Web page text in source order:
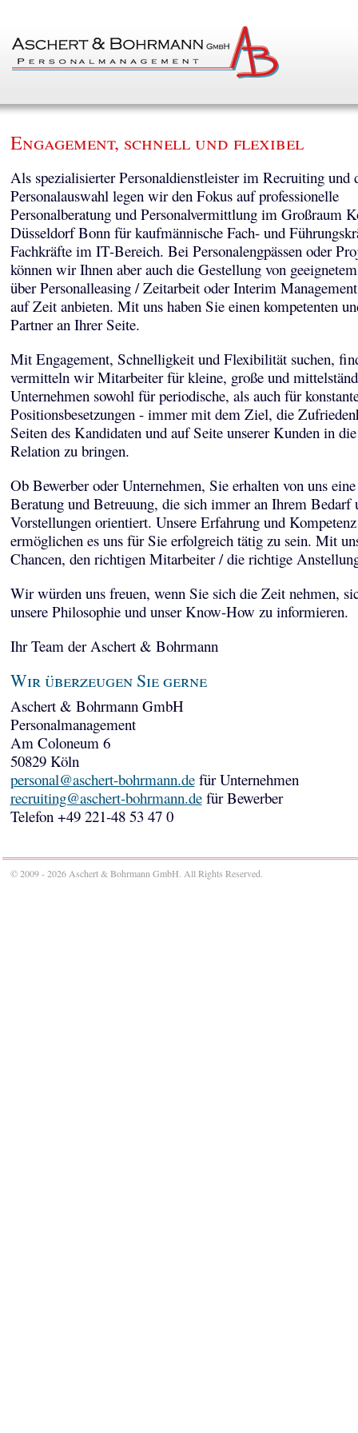
Engagement, schnell und flexibel
Als spezialisierter Personaldienstleister im Recruiting und
Personalauswahl legen wir den Fokus auf professionelle
Personalberatung und Personalvermittlung im Großraum
Düsseldorf Bonn für kaufmännische Fach- und
Fachkräfte im IT-Bereich. Bei Personalengpässen oder
können wir Ihnen aber auch die Gestellung von
über Personalleasing / Zeitarbeit oder Interim
auf Zeit anbieten. Mit uns haben Sie einen kompetenten
Partner an Ihrer Seite.
Mit Engagement, Schnelligkeit und Flexibilität suchen,
vermitteln wir Mitarbeiter für kleine, große und
Unternehmen sowohl für periodische, als auch für
Positionsbesetzungen - immer mit dem Ziel, die
Seiten des Kandidaten und auf Seite unserer Kunden in
Relation zu bringen.
Ob Bewerber oder Unternehmen, Sie erhalten von uns
Beratung und Betreuung, die sich immer an Ihrem Bedarf
Vorstellungen orientiert. Unsere Erfahrung und Kompetenz
ermöglichen es uns für Sie erfolgreich tätig zu sein. Mit
Chancen, den richtigen Mitarbeiter / die richtige
Wir würden uns freuen, wenn Sie sich die Zeit nehmen,
unsere Philosophie und unser Know-How zu informieren.
Ihr Team der Aschert & Bohrmann
Wir überzeugen Sie gerne
Aschert & Bohrmann GmbH
Personalmanagement
Am Coloneum 6
50829 Köln
personal@aschert-bohrmann.defür Unternehmen
recruiting@aschert-bohrmann.defür Bewerber
Telefon +49 221-48 53 47 0
© 2009 - 2026 Aschert & Bohrmann GmbH. All Rights Reserved.